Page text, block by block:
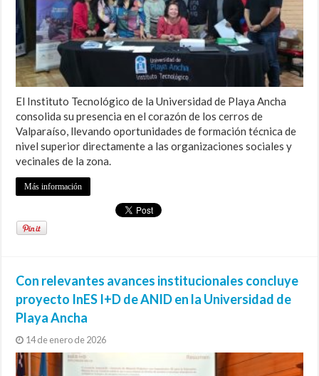
El Instituto Tecnológico de la Universidad de Playa Ancha
consolida su presencia en el corazón de los cerros de
Valparaíso, llevando oportunidades de formación técnica de
nivel superior directamente a las organizaciones sociales y
vecinales de la zona.
Más información
Con relevantes avances institucionales concluye
proyecto InES I+D de ANID en la Universidad de
Playa Ancha
14 de enero de 2026